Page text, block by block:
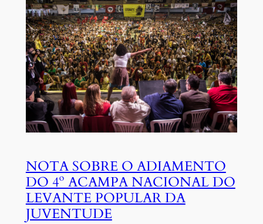
NOTA SOBRE O ADIAMENTO
DO 4º ACAMPA NACIONAL DO
LEVANTE POPULAR DA
JUVENTUDE